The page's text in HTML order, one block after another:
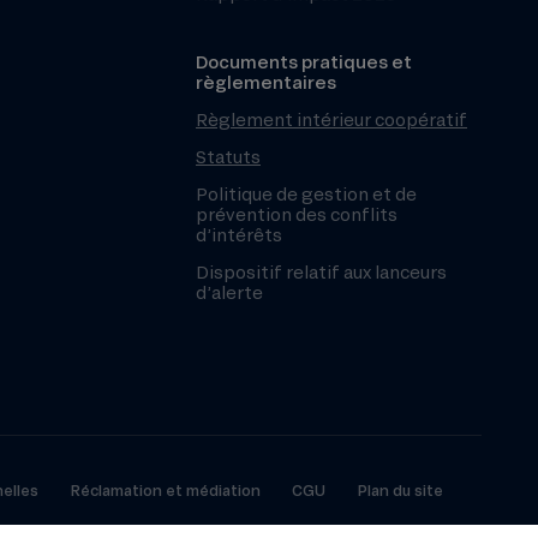
Documents pratiques et
règlementaires
Règlement intérieur coopératif
Statuts
Politique de gestion et de
prévention des conflits
d’intérêts
Dispositif relatif aux lanceurs
d’alerte
Réclamation et médiation CGU Plan du site